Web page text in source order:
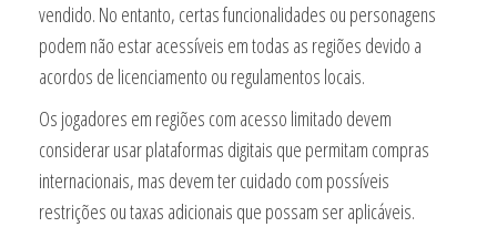
vendido. No entanto, certas funcionalidades ou personagens
podem não estar acessíveis em todas as regiões devido a
acordos de licenciamento ou regulamentos locais.
Os jogadores em regiões com acesso limitado devem
considerar usar plataformas digitais que permitam compras
internacionais, mas devem ter cuidado com possíveis
restrições ou taxas adicionais que possam ser aplicáveis.